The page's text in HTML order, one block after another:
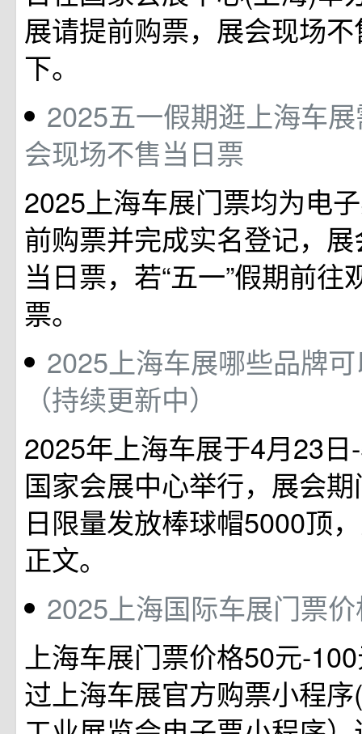
展请提前购票，展会现场
下。
2025五一假期逛上海车
会现场不售当日票
2025上海车展门票均为电
前购票并完成实名登记，
当日票，若“五一”假期前往
票。
2025上海车展哪些品牌
（持续更新中）
2025年上海车展于4月23
国家会展中心举行，展会
日限量发放棒球帽5000顶
正文。
2025上海国际车展门票
上海车展门票价格50元-
过上海车展官方购票小程